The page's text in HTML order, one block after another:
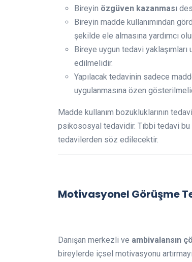
Bireyin özgüven kazanması
Bireyin madde kullanımından
şekilde ele almasına yardımcı
Bireye uygun tedavi yaklaşımları
edilmelidir.
Yapılacak tedavinin sadece
uygulanmasına özen
Madde kullanım bozukluklarının
psikososyal tedavidir. Tıbbi tedavi bu
tedavilerden söz edilecektir.
Motivasyonel Görüşme
Danışan merkezli ve ambivalansın
bireylerde içsel motivasyonu